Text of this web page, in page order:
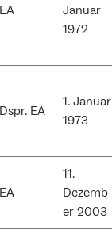
EA
Januar
1972
Dspr. EA
1. Januar
1973
EA
11.
Dezemb
er 2003